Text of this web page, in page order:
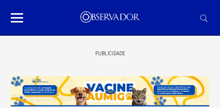
PUBLICIDADE